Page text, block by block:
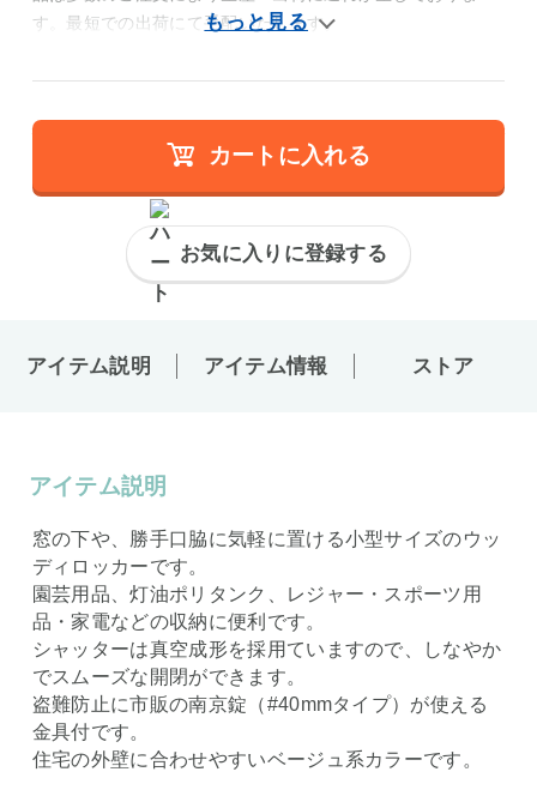
す。最短での出荷にて手配いたします。
カートに入れる
お気に入りに登録する
アイテム説明 アイテム情報 ストア
アイテム説明
窓の下や、勝手口脇に気軽に置ける小型サイズのウッ
ディロッカーです。
園芸用品、灯油ポリタンク、レジャー・スポーツ用
品・家電などの収納に便利です。
シャッターは真空成形を採用ていますので、しなやか
でスムーズな開閉ができます。
盗難防止に市販の南京錠（#40mmタイプ）が使える
金具付です。
住宅の外壁に合わせやすいベージュ系カラーです。